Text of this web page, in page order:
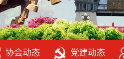
协会动态 党建动态